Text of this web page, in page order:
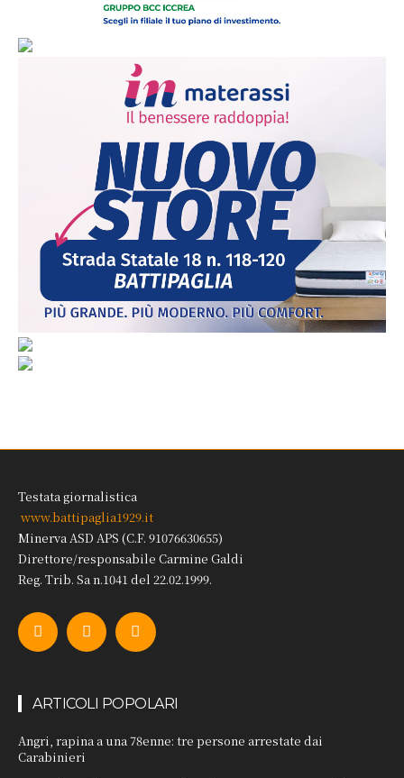
Testata giornalistica
www.battipaglia1929.it
Minerva ASD APS (C.F. 91076630655)
Direttore/responsabile Carmine Galdi
Reg. Trib. Sa n.1041 del 22.02.1999.
ARTICOLI POPOLARI
Angri, rapina a una 78enne: tre persone arrestate dai
Carabinieri